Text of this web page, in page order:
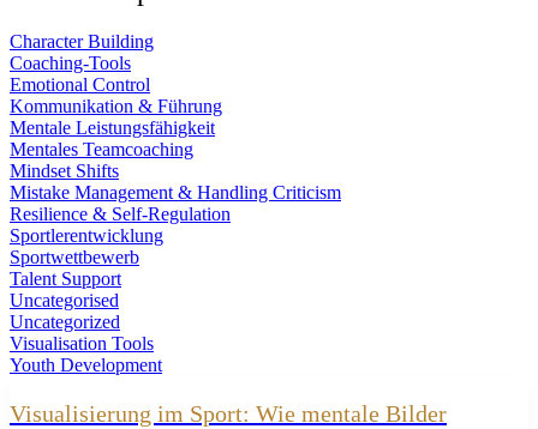
Character Building
Coaching-Tools
Emotional Control
Kommunikation & Führung
Mentale Leistungsfähigkeit
Mentales Teamcoaching
Mindset Shifts
Mistake Management & Handling Criticism
Resilience & Self-Regulation
Sportlerentwicklung
Sportwettbewerb
Talent Support
Uncategorised
Uncategorized
Visualisation Tools
Youth Development
Visualisierung im Sport: Wie mentale Bilder